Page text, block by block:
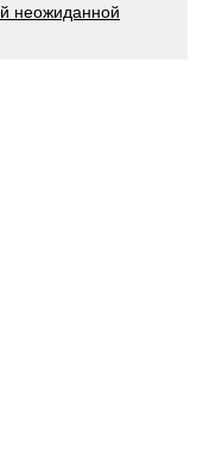
неожиданной